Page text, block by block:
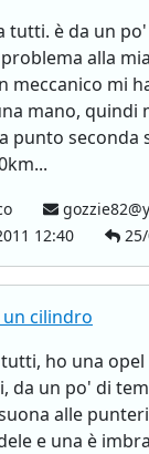
tutti. è da un
alla
meccanico mi
mano, quindi
punto seconda
12:40
25/
cilindro
ho una opel
da un po' di
alle
e una è